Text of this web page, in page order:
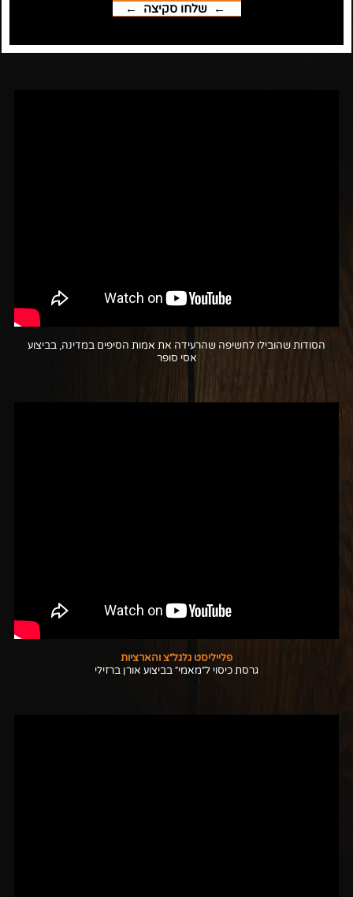
← שלחו סקיצה ←
הסודות שהובילו לחשיפה שהרעידה את אמות הסיפים במדינה, בביצוע
אסי סופר
פלייליסט גלגל״צ והארציות
גרסת כיסוי ל״מאמי״ בביצוע אורן ברזילי